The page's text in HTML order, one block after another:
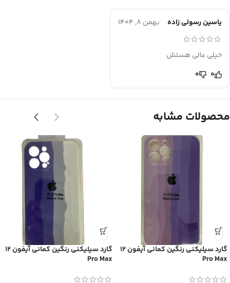
یاسین رسولی زاده بهمن 8, 1404
خیلی عالی هستش
0
0
محصولات مشابه
گارد سیلیکنی رنگین کمانی آیفون 12
Pro Max
گارد سیلیکنی رنگین کمانی آیفون 12
Pro Max